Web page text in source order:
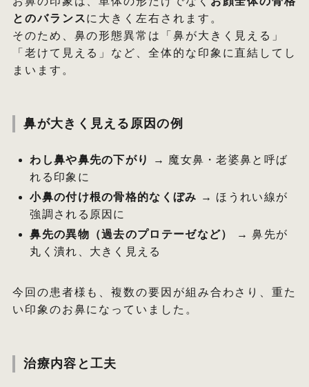
とのバランスに大きく左右されます。
そのため、鼻の形態異常は「鼻が大きく見える」
「老けて見える」など、全体的な印象に直結してし
まいます。
鼻が大きく見える原因の例
わし鼻や鼻先の下がり
→ 魔女鼻・老婆鼻と呼ば
れる印象に
小鼻の付け根の骨格的なくぼみ → ほうれい線が
強調される原因に
鼻先の異物（過去のプロテーゼなど）
→ 鼻先が
丸く潰れ、大きく見える
今回の患者様も、複数の要因が組み合わさり、重た
い印象のお鼻になっていました。
治療内容と工夫